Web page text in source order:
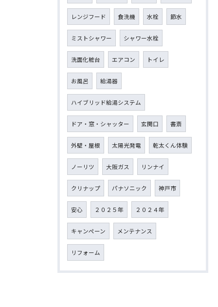
レンジフード 食洗機 水栓 節水
ミストシャワー シャワー水栓
洗面化粧台 エアコン トイレ
お風呂 給湯器
ハイブリッド給湯システム
ドア・窓・シャッター 玄関口 書斎
外壁・屋根 太陽光発電 乾太くん体験
ノーリツ 大阪ガス リンナイ
クリナップ パナソニック 神戸市
安心 ２０２５年 ２０２４年
キャンペーン メンテナンス
リフォーム